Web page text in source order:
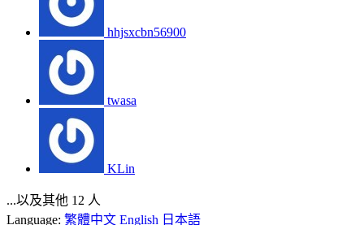
hhjsxcbn56900
twasa
KLin
...以及其他 12 人
Language: 繁體中文 English 日本語